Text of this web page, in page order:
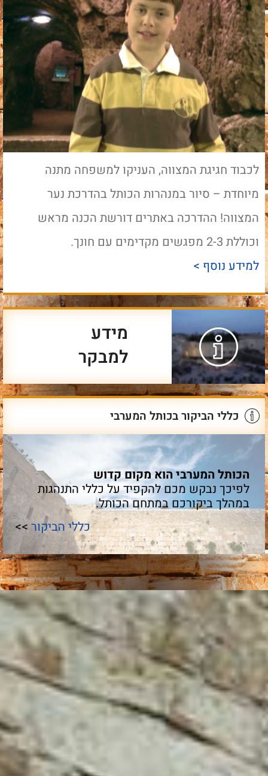
לכבוד חגיגת המצווה, העניקו למשפחה מתנה
מיוחדת – סיור במנהרות הכותל בהדרכת נער
המצווה! ההדרכה באתרים דורשת הכנה מראש
וכוללת 2-3 מפגשים מקדימים עם חונך.
למידע נוסף >
מידע
למבקר
כללי הביקור בכותל המערבי
הכותל המערבי הוא מקום קדוש
לפיכך נבקש מכם להקפיד על כללי התנהגות
במהלך ביקורכם במתחם הכותל.
כללי הביקור >>